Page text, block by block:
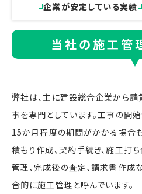
企業が安定している実績
当社の施工管
弊社は、主に建設総合企業から
事を専門としています。工事の開
15か月程度の期間がかかる場合
積もり作成、契約手続き、施工打
管理、完成後の査定、請求書作成
合的に施工管理と呼んでいます。